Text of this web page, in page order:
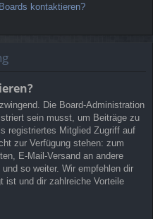
kontaktieren?
Die Board-Administration
sein musst, um Beiträge zu
registriertes Mitglied Zugriff auf
zur Verfügung stehen: zum
E-Mail-Versand an andere
so weiter. Wir empfehlen dir
ist und dir zahlreiche Vorteile